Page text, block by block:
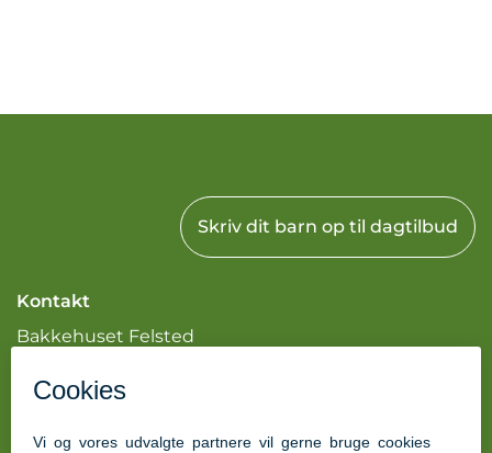
Kontakt
Bakkehuset Felsted
6200 Aabenraa
Tlf: 51637520
Skriv dit barn op til dagtilbud